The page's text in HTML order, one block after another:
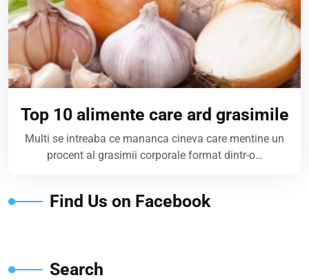
Top 10 alimente care ard grasimile
Multi se intreaba ce mananca cineva care mentine un
procent al grasimii corporale format dintr-o…
Find Us on Facebook
Search